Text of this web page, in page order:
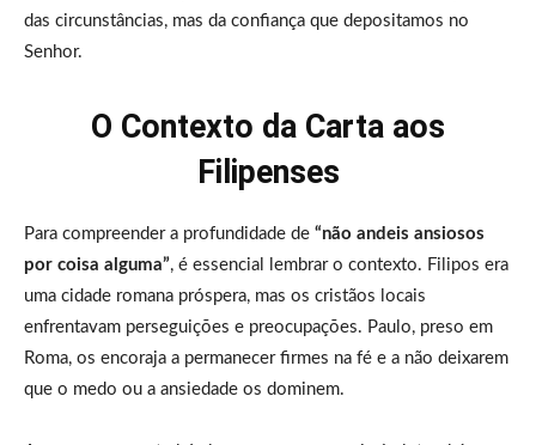
das circunstâncias, mas da confiança que depositamos no
Senhor.
O Contexto da Carta aos
Filipenses
Para compreender a profundidade de “não andeis ansiosos
por coisa alguma”, é essencial lembrar o contexto. Filipos era
uma cidade romana próspera, mas os cristãos locais
enfrentavam perseguições e preocupações. Paulo, preso em
Roma, os encoraja a permanecer firmes na fé e a não deixarem
que o medo ou a ansiedade os dominem.